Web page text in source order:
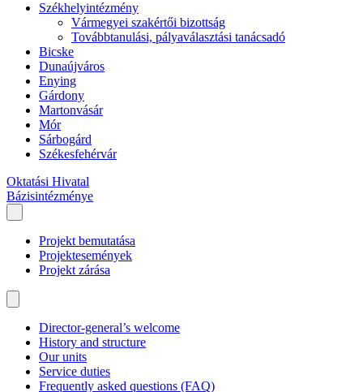
Székhelyintézmény
Vármegyei szakértői bizottság
Továbbtanulási, pályaválasztási tanácsadó
Bicske
Dunaújváros
Enying
Gárdony
Martonvásár
Mór
Sárbogárd
Székesfehérvár
Oktatási Hivatal
Bázisintézménye
Projekt bemutatása
Projektesemények
Projekt zárása
Director-general’s welcome
History and structure
Our units
Service duties
Frequently asked questions (FAQ)